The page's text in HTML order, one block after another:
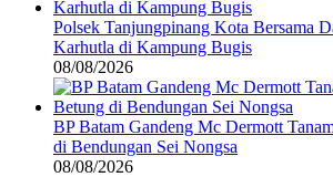
Polsek Tanjungpinang Kota Bersama
Karhutla di Kampung Bugis
08/08/2026
BP Batam Gandeng Mc Dermott
di Bendungan Sei Nongsa
08/08/2026